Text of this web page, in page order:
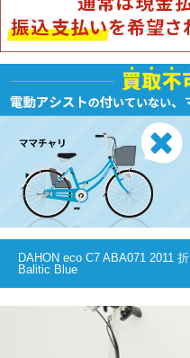
DAHON eco C7 ABA071 2011
Balitic Blue